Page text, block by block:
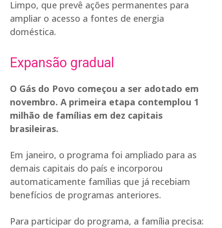
Limpo, que prevê ações permanentes para
ampliar o acesso a fontes de energia
doméstica.
Expansão gradual
O Gás do Povo começou a ser adotado em
novembro. A primeira etapa contemplou 1
milhão de famílias em dez capitais
brasileiras.
Em janeiro, o programa foi ampliado para as
demais capitais do país e incorporou
automaticamente famílias que já recebiam
benefícios de programas anteriores.
Para participar do programa, a família precisa: